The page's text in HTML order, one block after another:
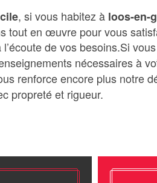
, si vous habitez à loos-en-
tout en œuvre pour vous
de vos besoins.Si
nécessaires à
renforce encore plus notre
propreté et rigueur.